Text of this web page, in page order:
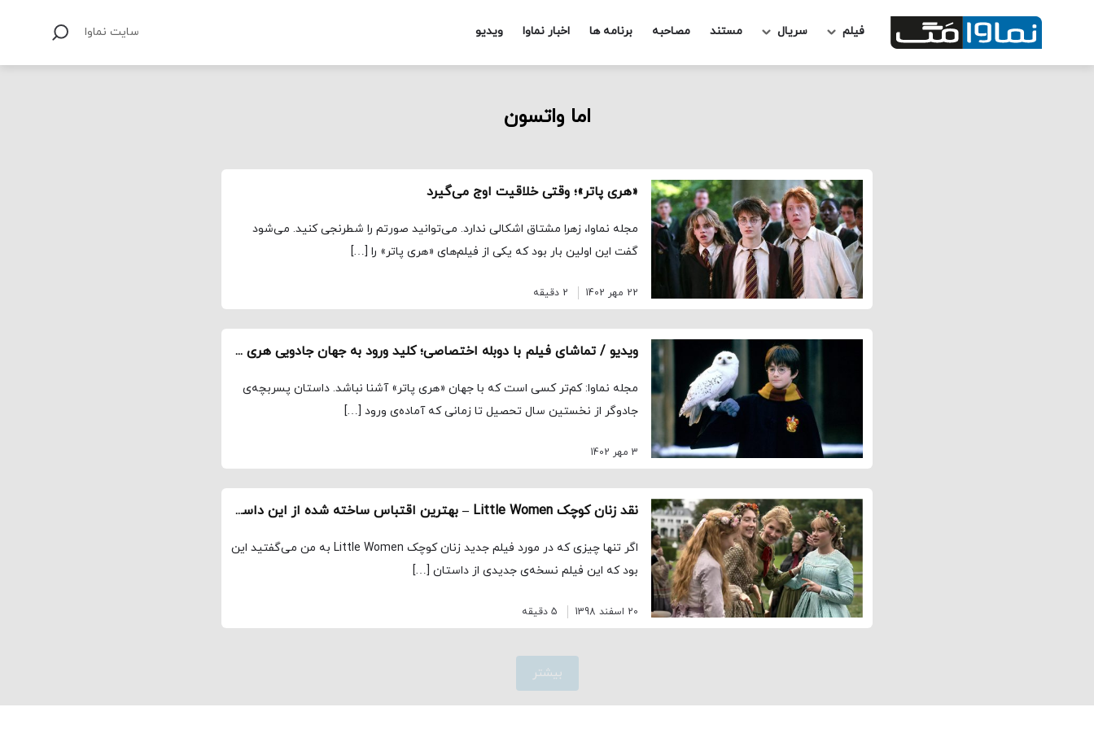
فیلم سریال مستند مصاحبه برنامه ها اخبار نماوا ویدیو سایت نماوا
اما واتسون
«هری‌ پاتر»؛ وقتی خلاقیت اوج می‌گیرد
مجله نماوا، زهرا مشتاق اشکالی ندارد. می‌توانید صورتم را شطرنجی کنید. می‌شود
گفت این اولین بار بود که یکی از فیلم‌های «هری پاتر» را […]
22 مهر 1402 2 دقیقه
ویدیو / تماشای فیلم با دوبله اختصاصی؛ کلید ورود به جهان جادویی هری پاتر
مجله نماوا: کم‌تر کسی است که با جهان «هری پاتر» آشنا نباشد. داستان پسربچه‌ی
جادوگر از نخستین سال تحصیل تا زمانی که آماده‌ی ورود […]
3 مهر 1402
نقد زنان کوچک Little Women – بهترین اقتباس ساخته شده از این داستان کلاسیک
اگر تنها چیزی که در مورد فیلم جدید زنان کوچک Little Women به من می‌گفتید این
بود که این فیلم نسخه‌ی جدیدی از داستان […]
20 اسفند 1398 5 دقیقه
بیشتر